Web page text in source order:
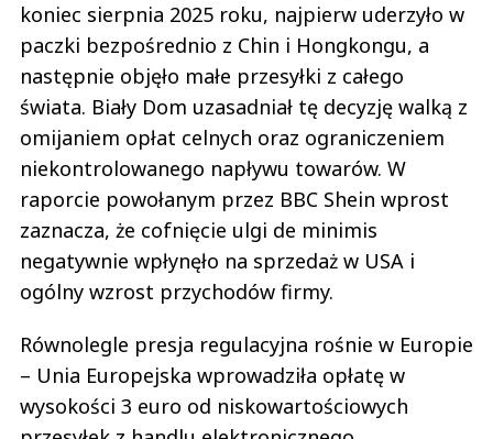
koniec sierpnia 2025 roku, najpierw uderzyło w
paczki bezpośrednio z Chin i Hongkongu, a
następnie objęło małe przesyłki z całego
świata. Biały Dom uzasadniał tę decyzję walką z
omijaniem opłat celnych oraz ograniczeniem
niekontrolowanego napływu towarów. W
raporcie powołanym przez BBC Shein wprost
zaznacza, że cofnięcie ulgi de minimis
negatywnie wpłynęło na sprzedaż w USA i
ogólny wzrost przychodów firmy.
Równolegle presja regulacyjna rośnie w Europie
– Unia Europejska wprowadziła opłatę w
wysokości 3 euro od niskowartościowych